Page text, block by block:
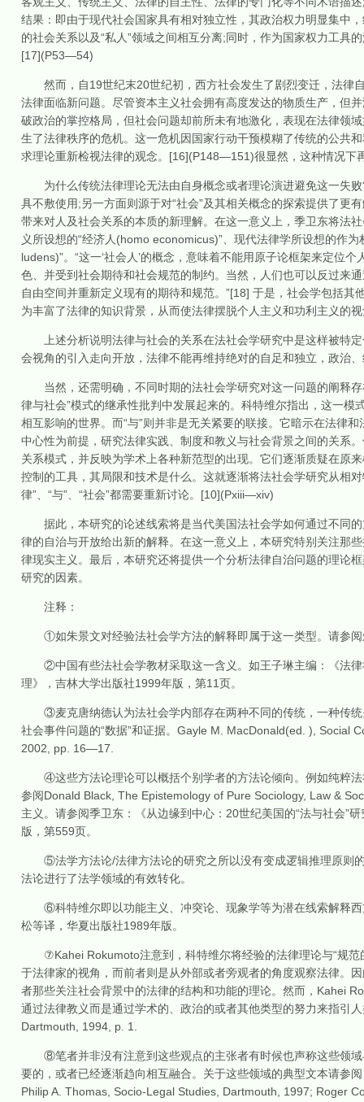
结果：即由于现代社会国家具有相对独立性，其政治权力明显集中
的社会关系以及“私人”领域之间相互分离;同时，作为国家权力工具
[17](P53—54)
然而，自19世纪末20世纪初，西方社会发生了剧烈变迁，法律
法律面临新问题。尽管资本主义社会拥有高度发达的物质生产，但
破政治的掌控格局，但社会问题却前所未有地激化，表现在法律领
生了法律秩序的危机。这一危机因国家行动干预模糊了传统的公共
求理论重新检视法律的观念。[16](P148—151)很显然，这种情况下
为什么传统法律理论无法由自身概念或者理论演进避免这一失败
具不敷使用;另一方面则源于对“社会”及其相关概念的探索提供了更
带来对人及社会关系的本质的新理解。在这一意义上，季卫东将法
义所设想的“经济人(homo economicus)”、现代法律学所设想的作
ludens)”。“这一‘社会人’的概念，意味着不能用原子论框架来定位
色、并受到社会期待和社会规范的制约。当然，人们也可以反过来
自由空间并重新定义现有的期待和规范。”[18] 于是，社会学包括
为丰富了法律的知识背景，从而使法律摆脱个人主义和功利主义的
上述分析说明法律与社会的关系在法社会学研究中是这样被特定
会视角的引入走向开放，法律不能再维持绝对的自足和独立，政治
当然，还需明确，不同时期的法社会学研究对这一问题的阐释存
律与社会”模式的继承性批判中发展起来的。科特维尔指出，这一模
相互影响的世界。而“与”则并非是无关紧要的联接。它暗示在法律
中心性为前提，研究法律实践、制度和教义与社会背景之间的关系
关系模式，并反映为学术上各种新范型的出现。它们逐渐质疑在原
控制的工具，其局限和技术是什么。这就逐渐将法社会学研究从相
律”、“与”、“社会”都需要重新讨论。[10](Pxiii—xiv)
据此，本研究的论述线索将是当代美国法社会学如何通过不同的
律的自治与开放给出新的解释。在这一意义上，本研究特别关注那
律现实主义。最后，本研究还将提供一个分析法律自治问题的理论
研究的因素。
注释：
①如朱景文对经验法社会学方法的解释即属于这一类型。请参阅
②中国有些法社会学教材采取这一含义。如王子琳主编：《法律
理》，吉林大学出版社1999年版，第11页。
③麦克唐纳德认为法社会学内部存在两种不同的传统，一种传统
社会事件问题的“数据”和证据。Gayle M. MacDonald(ed. ), Social
2002, pp. 16—17.
④这些方法论理论可以概括个别学者的方法论倾向。例如纯粹法
参阅Donald Black, The Epistemology of Pure Sociology, Law &
主义。请参阅季卫东：《从边缘到中心：20世纪美国的“法与社会”
版，第559页。
⑤法学方法论/法律方法论的研究之所以没有变成逻辑推理原则的
法论进行了法学领域的有效转化。
⑥科特维尔即以功能主义、冲突论、现象学等为潜在线索解释西
松等译，华夏出版社1989年版。
⑦Kahei Rokumoto注意到，科特维尔将经验的法律理论与“规范
于法律家的视角，而前者则是从外部或者旁观者的角度观察法律。
者那些关注社会背景中的法律的结构和功能的理论。然而，Kahei
通过法律教义而是通过学术的、政治的或者其他类型的努力来指引
Dartmouth, 1994, p. 1.
⑧笔者并非没有注意到这些观点的主张者有时候也声称这些领域
要的，或者已经逐渐趋向相互融合。关于这些领域的典型文本请参
Philip A. Thomas, Socio-Legal Studies, Dartmouth, 1997; Roger